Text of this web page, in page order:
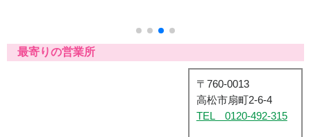
最寄りの営業所
〒760-0013
高松市扇町2-6-4
TEL 0120-492-315